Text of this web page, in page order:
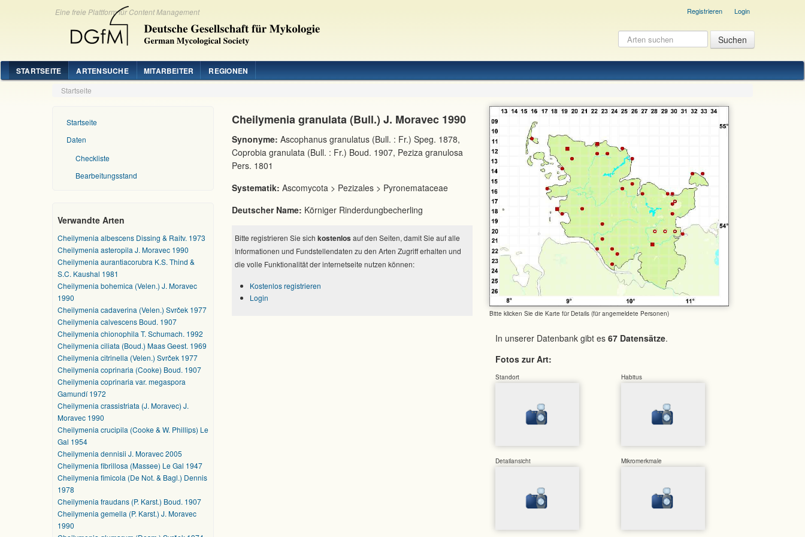
Eine freie Plattform für Content Management Registrieren Login
STARTSEITE ARTENSUCHE MITARBEITER REGIONEN
Startseite
Startseite
Daten
Checkliste
Bearbeitungsstand
Verwandte Arten
Cheilymenia albescens Dissing & Raitv. 1973
Cheilymenia asteropila J. Moravec 1990
Cheilymenia aurantiacorubra K.S. Thind &
S.C. Kaushal 1981
Cheilymenia bohemica (Velen.) J. Moravec
1990
Cheilymenia cadaverina (Velen.) Svrček 1977
Cheilymenia calvescens Boud. 1907
Cheilymenia chionophila T. Schumach. 1992
Cheilymenia ciliata (Boud.) Maas Geest. 1969
Cheilymenia citrinella (Velen.) Svrček 1977
Cheilymenia coprinaria (Cooke) Boud. 1907
Cheilymenia coprinaria var. megaspora
Gamundí 1972
Cheilymenia crassistriata (J. Moravec) J.
Moravec 1990
Cheilymenia crucipila (Cooke & W. Phillips) Le
Gal 1954
Cheilymenia dennisii J. Moravec 2005
Cheilymenia fibrillosa (Massee) Le Gal 1947
Cheilymenia fimicola (De Not. & Bagl.) Dennis
1978
Cheilymenia fraudans (P. Karst.) Boud. 1907
Cheilymenia gemella (P. Karst.) J. Moravec
1990
Bitte klicken Sie die Karte für Details (für angemeldete Personen)
In unserer Datenbank gibt es 67 Datensätze.
Fotos zur Art:
Standort Habitus
Detailansicht Mikromerkmale
Cheilymenia granulata (Bull.) J. Moravec 1990
Synonyme: Ascophanus granulatus (Bull. : Fr.) Speg. 1878,
Coprobia granulata (Bull. : Fr.) Boud. 1907, Peziza granulosa
Pers. 1801
Systematik: Ascomycota > Pezizales > Pyronemataceae
Deutscher Name: Körniger Rinderdungbecherling
Bitte registrieren Sie sich kostenlos auf den Seiten, damit Sie auf alle
Informationen und Fundstellendaten zu den Arten Zugriff erhalten und
die volle Funktionalität der internetseite nutzen können:
Kostenlos registrieren
Login